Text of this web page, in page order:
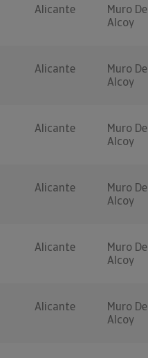
Alicante
Muro De
Alcoy
Alicante
Muro De
Alcoy
Alicante
Muro De
Alcoy
Alicante
Muro De
Alcoy
Alicante
Muro De
Alcoy
Alicante
Muro De
Alcoy